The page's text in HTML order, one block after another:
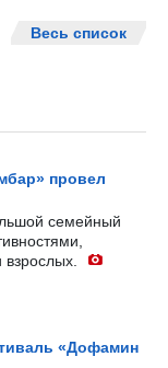
Весь список
провел
семейный
«Дофамин